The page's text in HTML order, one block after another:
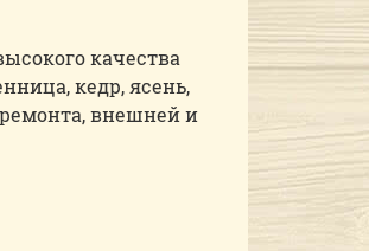
качества
кедр, ясень,
внешней и